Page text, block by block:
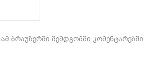
ბრაუზერში შემდგომში კომენტარებში